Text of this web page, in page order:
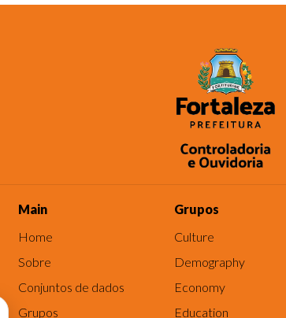
Main
Home
Sobre
Conjuntos de dados
Grupos
Grupos
Culture
Demography
Economy
Education